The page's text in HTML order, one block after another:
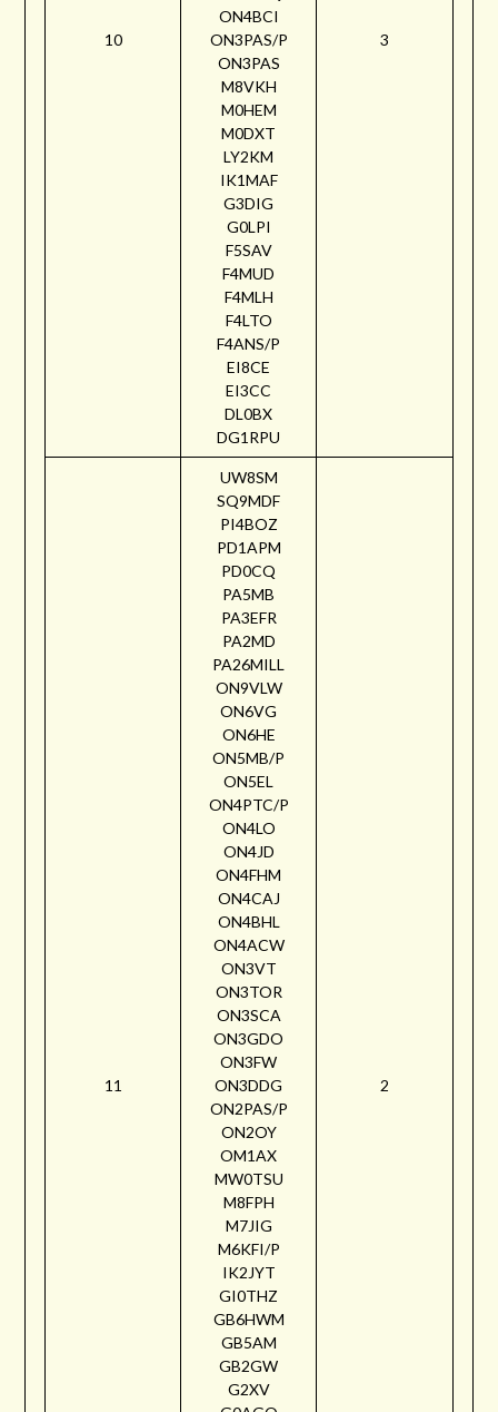
10
ON4BCI
ON3PAS/P
ON3PAS
M8VKH
M0HEM
M0DXT
LY2KM
IK1MAF
G3DIG
G0LPI
F5SAV
F4MUD
F4MLH
F4LTO
F4ANS/P
EI8CE
EI3CC
DL0BX
DG1RPU
3
11
UW8SM
SQ9MDF
PI4BOZ
PD1APM
PD0CQ
PA5MB
PA3EFR
PA2MD
PA26MILL
ON9VLW
ON6VG
ON6HE
ON5MB/P
ON5EL
ON4PTC/P
ON4LO
ON4JD
ON4FHM
ON4CAJ
ON4BHL
ON4ACW
ON3VT
ON3TOR
ON3SCA
ON3GDO
ON3FW
ON3DDG
ON2PAS/P
ON2OY
OM1AX
MW0TSU
M8FPH
M7JIG
M6KFI/P
IK2JYT
GI0THZ
GB6HWM
GB5AM
GB2GW
G2XV
2